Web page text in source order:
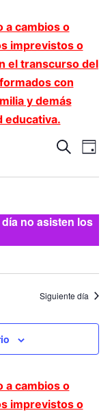
a cambios o
imprevistos o
el transcurso del
con
y demás
educativa.
de
y
de
Buscar
de
Día
no asisten los
Siguiente día
a cambios o
imprevistos o